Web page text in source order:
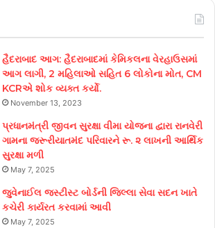
હૈદરાબાદ આગ: હૈદરાબાદમાં કેમિકલના વેરહાઉસમાં
આગ લાગી, 2 મહિલાઓ સહિત 6 લોકોના મોત, CM
KCRએ શોક વ્યક્ત કર્યો.
November 13, 2023
પ્રધાનમંત્રી જીવન સુરક્ષા વીમા યોજના દ્વારા રાનવેરી
ગામના જરૂરીયાતમંદ પરિવારને રૂ. ૨ લાખની આર્થિક
સુરક્ષા મળી
May 7, 2025
જુવેનાઈલ જસ્ટીસ્ટ બોર્ડની જિલ્લા સેવા સદન ખાતે
કચેરી કાર્યરત કરવામાં આવી
May 7, 2025